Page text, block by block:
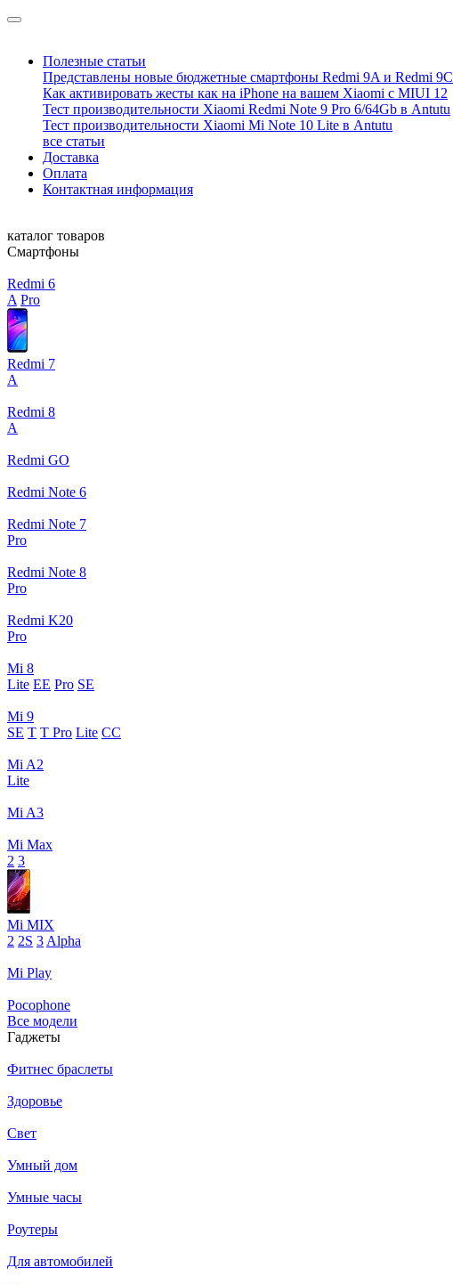
Полезные статьи
Представлены новые бюджетные смартфоны Redmi 9A и Redmi 9C
Как активировать жесты как на iPhone на вашем Xiaomi с MIUI 12
Тест производительности Xiaomi Redmi Note 9 Pro 6/64Gb в Antutu
Тест производительности Xiaomi Mi Note 10 Lite в Antutu
все статьи
Доставка
Оплата
Контактная информация
каталог товаров
Смартфоны
Redmi 6
A Pro
Redmi 7
A
Redmi 8
A
Redmi GO
Redmi Note 6
Redmi Note 7
Pro
Redmi Note 8
Pro
Redmi K20
Pro
Mi 8
Lite EE Pro SE
Mi 9
SE T T Pro Lite CC
Mi A2
Lite
Mi A3
Mi Max
2 3
Mi MIX
2 2S 3 Alpha
Mi Play
Pocophone
Все модели
Гаджеты
Фитнес браслеты
Здоровье
Свет
Умный дом
Умные часы
Роутеры
Для автомобилей